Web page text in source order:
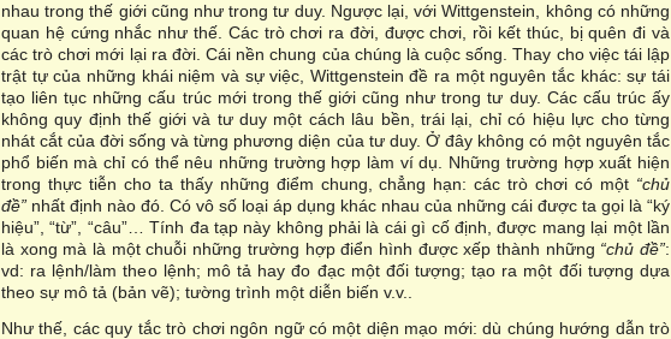
nhau trong thế giới cũng như trong tư duy. Ngược lại, với Wittgenstein, không có những
quan hệ cứng nhắc như thế. Các trò chơi ra đời, được chơi, rồi kết thúc, bị quên đi và
các trò chơi mới lại ra đời. Cái nền chung của chúng là cuộc sống. Thay cho việc tái lập
trật tự của những khái niệm và sự việc, Wittgenstein đề ra một nguyên tắc khác: sự tái
tạo liên tục những cấu trúc mới trong thế giới cũng như trong tư duy. Các cấu trúc ấy
không quy định thế giới và tư duy một cách lâu bền, trái lại, chỉ có hiệu lực cho từng
nhát cắt của đời sống và từng phương diện của tư duy. Ở đây không có một nguyên tắc
phổ biến mà chỉ có thể nêu những trường hợp làm ví dụ. Những trường hợp xuất hiện
trong thực tiễn cho ta thấy những điểm chung, chẳng hạn: các trò chơi có một “chủ
đề” nhất định nào đó. Có vô số loại áp dụng khác nhau của những cái được ta gọi là “ký
hiệu”, “từ”, “câu”… Tính đa tạp này không phải là cái gì cố định, được mang lại một lần
là xong mà là một chuỗi những trường hợp điển hình được xếp thành những “chủ đề”:
vd: ra lệnh/làm theo lệnh; mô tả hay đo đạc một đối tượng; tạo ra một đối tượng dựa
theo sự mô tả (bản vẽ); tường trình một diễn biến v.v..
Như thế, các quy tắc trò chơi ngôn ngữ có một diện mạo mới: dù chúng hướng dẫn trò